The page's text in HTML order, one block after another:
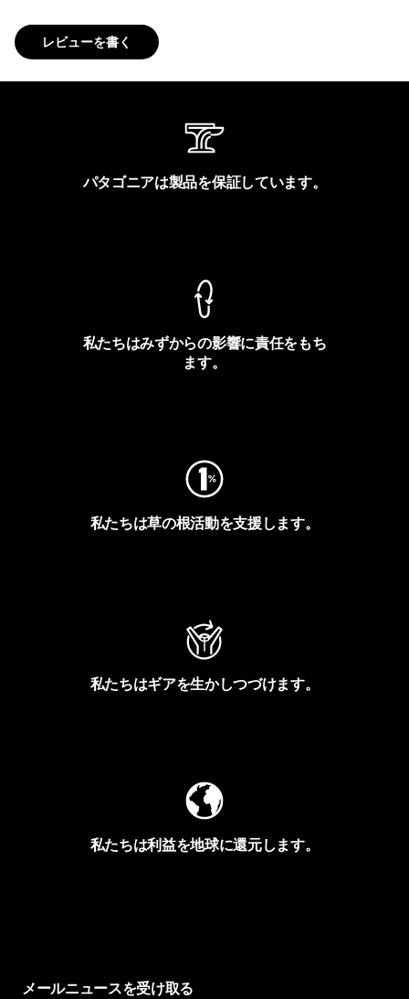
レビューを書く
パタゴニアは製品を保証しています。
私たちはみずからの影響に責任をもち
ます。
私たちは草の根活動を支援します。
私たちはギアを生かしつづけます。
私たちは利益を地球に還元します。
メールニュースを受け取る